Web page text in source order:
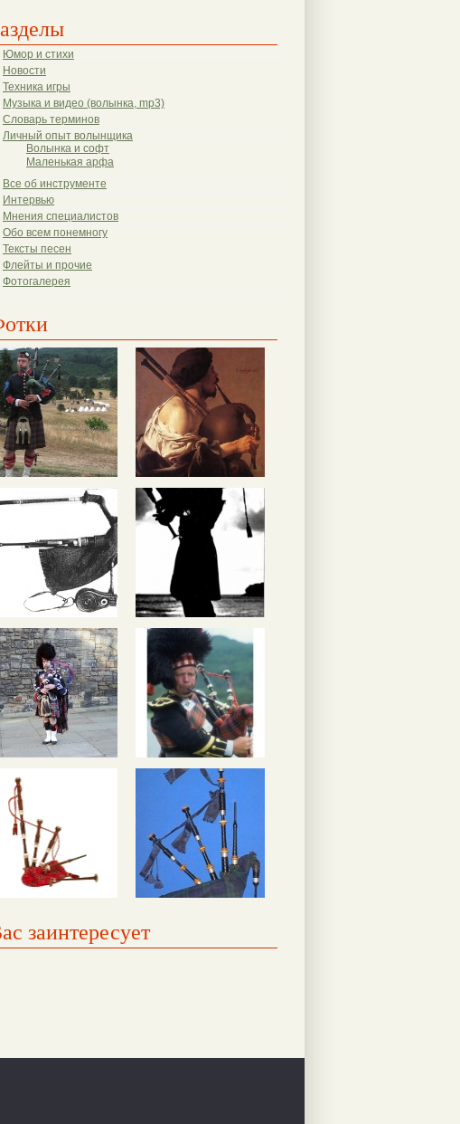
Юмор и стихи
Новости
Техника игры
Музыка и видео (волынка, mp3)
Словарь терминов
Личный опыт волынщика
Волынка и софт
Маленькая арфа
Все об инструменте
Интервью
Мнения специалистов
Обо всем понемногу
Тексты песен
Флейты и прочие
Фотогалерея
заинтересует